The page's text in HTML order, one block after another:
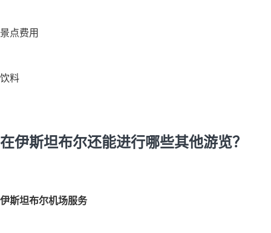
景点费用
饮料
在伊斯坦布尔还能进行哪些其他游览？
伊斯坦布尔机场服务